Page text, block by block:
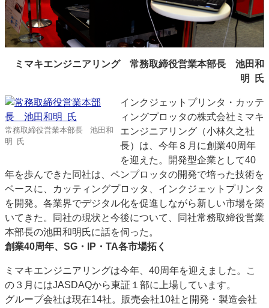
特集記事カテゴリー一覧
2022 見える化・MIS特集
特集・デジタル印刷 アイデアで勝負！ ～多様なビジネス・多彩な商材～
JAPAN PACK 2023 特集
中古印刷機・製本機特集
2022 検査・校正特集
案内
発刊案内
JFPI印刷用語集 印刷機材年鑑
運営
購読・購入申し込み
サイトポリシー
お問い合わせ
ミマキエンジニアリング 常務取締役営業本部長 池田和
明 氏
常務取締役営業本部長 池田和
明 氏
インクジェットプリンタ・カッテ
ィングプロッタの株式会社ミマキ
エンジニアリング（小林久之社
長）は、今年８月に創業40周年
を迎えた。開発型企業として40
年を歩んできた同社は、ペンプロッタの開発で培った技術を
ベースに、カッティングプロッタ、インクジェットプリンタ
を開発。各業界でデジタル化を促進しながら新しい市場を築
いてきた。同社の現状と今後について、同社常務取締役営業
本部長の池田和明氏に話を伺った。
創業40周年、SG・IP・TA各市場拓く
ミマキエンジニアリングは今年、40周年を迎えました。こ
の３月にはJASDAQから東証１部に上場しています。
グループ会社は現在14社。販売会社10社と開発・製造会社